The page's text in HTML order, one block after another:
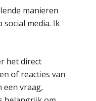
manieren
media. Ik
het direct
of reacties van
een vraag,